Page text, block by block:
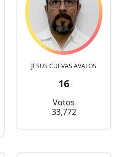
JESUS CUEVAS AVALOS
16
Votos
33,772